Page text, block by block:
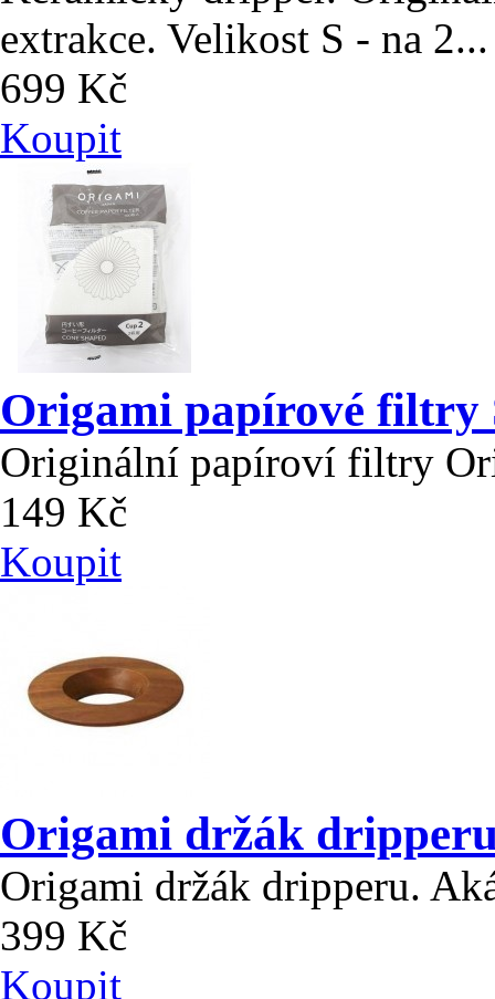
extrakce. Velikost S - na 2...
699 Kč
Koupit
Origami papírové filtry
Originální papíroví filtry
149 Kč
Koupit
Origami držák
Origami držák dripperu.
399 Kč
Koupit